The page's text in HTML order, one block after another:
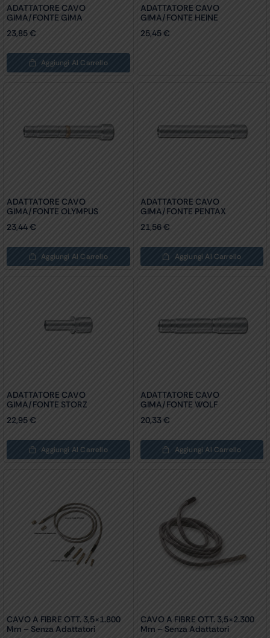
ADATTATORE CAVO
GIMA/FONTE GIMA
23,85€
Aggiungi Al Carrello
ADATTATORE CAVO
GIMA/FONTE HEINE
25,45€
ADATTATORE CAVO
GIMA/FONTE OLYMPUS
23,44€
Aggiungi Al Carrello
ADATTATORE CAVO
GIMA/FONTE PENTAX
21,56€
Aggiungi Al Carrello
ADATTATORE CAVO
GIMA/FONTE STORZ
22,95€
Aggiungi Al Carrello
ADATTATORE CAVO
GIMA/FONTE WOLF
20,33€
Aggiungi Al Carrello
CAVO A FIBRE OTT. 3,5×1.800
Mm – Senza Adattatori
CAVO A FIBRE OTT. 3,5×2.300
Mm – Senza Adattatori